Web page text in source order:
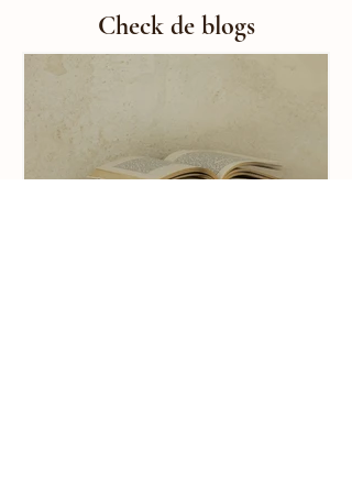
Check de blogs